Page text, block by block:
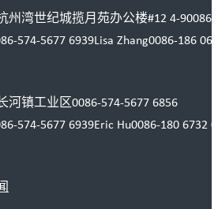
州湾世纪城揽月苑办公楼#12 4-9
574-5677 6939Lisa Zhang0086-186
河镇工业区0086-574-5677 6856
574-5677 6939Eric Hu0086-180 6732